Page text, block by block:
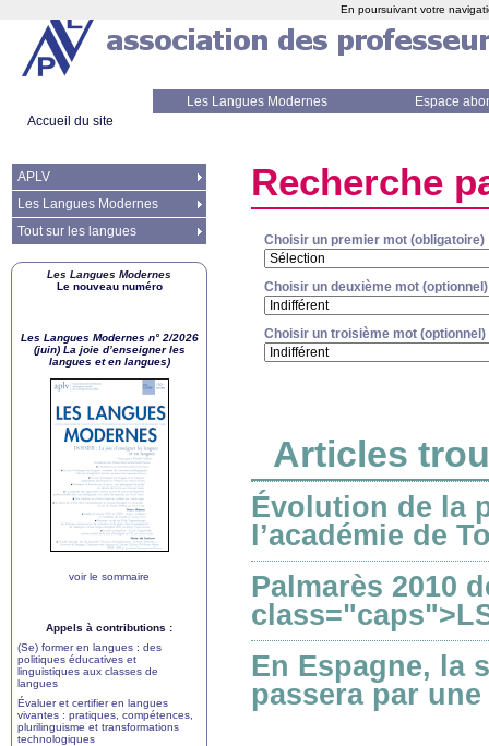
Les Langues Modernes
Espace
Accueil du site
Recherche
Choisir un premier mot (obligatoire)
Choisir un deuxième mot (optionnel)
Choisir un troisième mot (optionnel)
Articles
Évolution de la
l’académie de
Palmarès 2010
En Espagne, la
passera par
APLV
Les Langues Modernes
Tout sur les langues
Les Langues Modernes
Le nouveau numéro
Les Langues Modernes n° 2/2026
(juin) La joie d’enseigner les
langues et en langues)
voir le sommaire
Appels à contributions :
(Se) former en langues : des
politiques éducatives et
linguistiques aux classes de
langues
Évaluer et certifier en langues
vivantes : pratiques, compétences,
plurilinguisme et transformations
technologiques
En poursuivant votre